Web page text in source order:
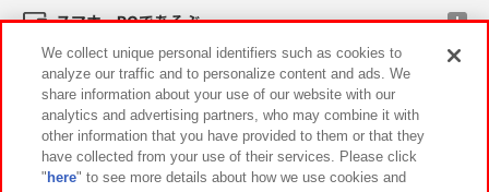
スマホ・PCであそぶ
イベント・キャンペーン
We collect unique personal identifiers such as cookies to
analyze our traffic and to personalize content and ads. We
share information about your use of our website with our
analytics and advertising partners, who may combine it with
other information that you have provided to them or that they
have collected from your use of their services. Please click
" here" to see more details about how we use cookies and